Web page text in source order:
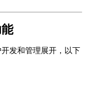
发和管理展开，以下